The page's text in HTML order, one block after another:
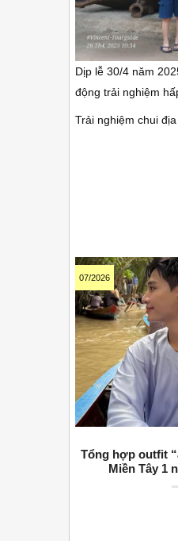
Dịp lễ 30/4 năm
động trải nghiệm
Trải nghiệm chui
07/2026
Tổng hợp outfit
Miền Tây 1